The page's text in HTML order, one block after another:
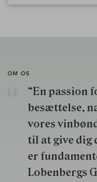
OM OS
“En passion
besættelse,
vores
til at give dig
er
Lobenbergs